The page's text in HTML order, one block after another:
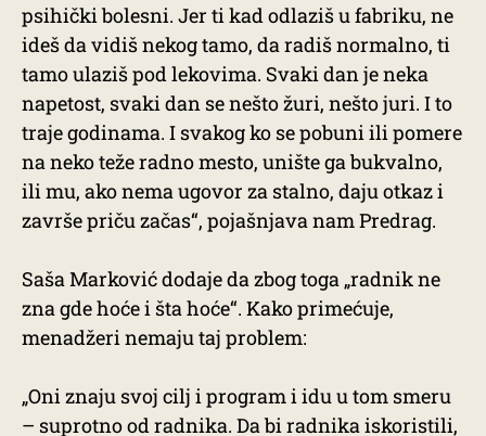
psihički bolesni. Jer ti kad odlaziš u fabriku, ne
ideš da vidiš nekog tamo, da radiš normalno, ti
tamo ulaziš pod lekovima. Svaki dan je neka
napetost, svaki dan se nešto žuri, nešto juri. I to
traje godinama. I svakog ko se pobuni ili pomere
na neko teže radno mesto, unište ga bukvalno,
ili mu, ako nema ugovor za stalno, daju otkaz i
završe priču začas“, pojašnjava nam Predrag.
Saša Marković dodaje da zbog toga „radnik ne
zna gde hoće i šta hoće“. Kako primećuje,
menadžeri nemaju taj problem:
„Oni znaju svoj cilj i program i idu u tom smeru
– suprotno od radnika. Da bi radnika iskoristili,